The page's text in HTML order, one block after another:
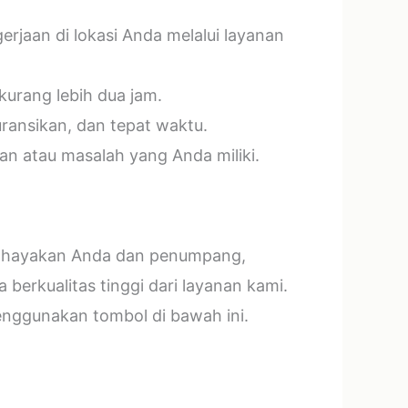
di lokasi Anda melalui layanan
lebih dua jam.
dan tepat waktu.
atau masalah yang Anda miliki.
Anda dan penumpang,
berkualitas tinggi dari layanan kami.
tombol di bawah ini.